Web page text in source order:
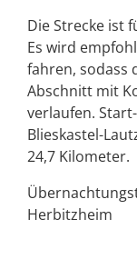
Die Strecke ist
Es wird
fahren, sodass
Abschnitt mit
verlaufen.
Blieskastel-
24,7 Kilometer.
Herbitzheim